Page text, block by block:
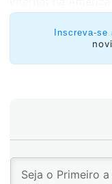
Inscreva-se